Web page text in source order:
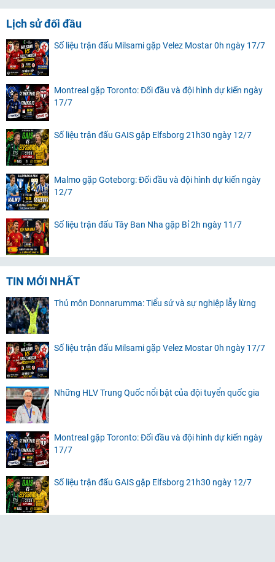
Lịch sử đối đầu
Số liệu trận đấu Milsami gặp Velez Mostar 0h ngày 17/7
Montreal gặp Toronto: Đối đầu và đội hình dự kiến ngày
17/7
Số liệu trận đấu GAIS gặp Elfsborg 21h30 ngày 12/7
Malmo gặp Goteborg: Đối đầu và đội hình dự kiến ngày
12/7
Số liệu trận đấu Tây Ban Nha gặp Bỉ 2h ngày 11/7
TIN MỚI NHẤT
Thủ môn Donnarumma: Tiểu sử và sự nghiệp lẫy lừng
Số liệu trận đấu Milsami gặp Velez Mostar 0h ngày 17/7
Những HLV Trung Quốc nổi bật của đội tuyển quốc gia
Montreal gặp Toronto: Đối đầu và đội hình dự kiến ngày
17/7
Số liệu trận đấu GAIS gặp Elfsborg 21h30 ngày 12/7